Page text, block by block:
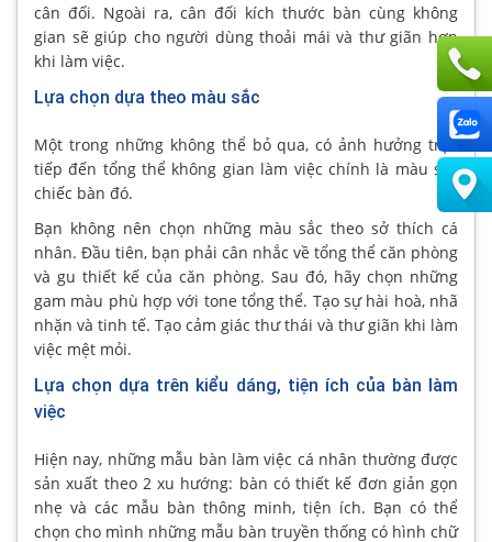
cân đối. Ngoài ra, cân đối kích thước bàn cùng không
gian sẽ giúp cho người dùng thoải mái và thư giãn hơn
khi làm việc.
Lựa chọn dựa theo màu sắc
Một trong những không thể bỏ qua, có ảnh hưởng trực
tiếp đến tổng thể không gian làm việc chính là màu sắc
chiếc bàn đó.
Bạn không nên chọn những màu sắc theo sở thích cá
nhân. Đầu tiên, bạn phải cân nhắc về tổng thể căn phòng
và gu thiết kế của căn phòng. Sau đó, hãy chọn những
gam màu phù hợp với tone tổng thể. Tạo sự hài hoà, nhã
nhặn và tinh tế. Tạo cảm giác thư thái và thư giãn khi làm
việc mệt mỏi.
Lựa chọn dựa trên kiểu dáng, tiện ích của bàn làm
việc
Hiện nay, những mẫu bàn làm việc cá nhân thường được
sản xuất theo 2 xu hướng: bàn có thiết kế đơn giản gọn
nhẹ và các mẫu bàn thông minh, tiện ích. Bạn có thể
chọn cho mình những mẫu bàn truyền thống có hình chữ